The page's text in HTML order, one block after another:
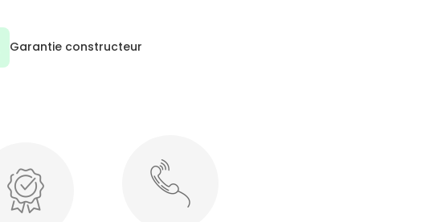
Garantie constructeur